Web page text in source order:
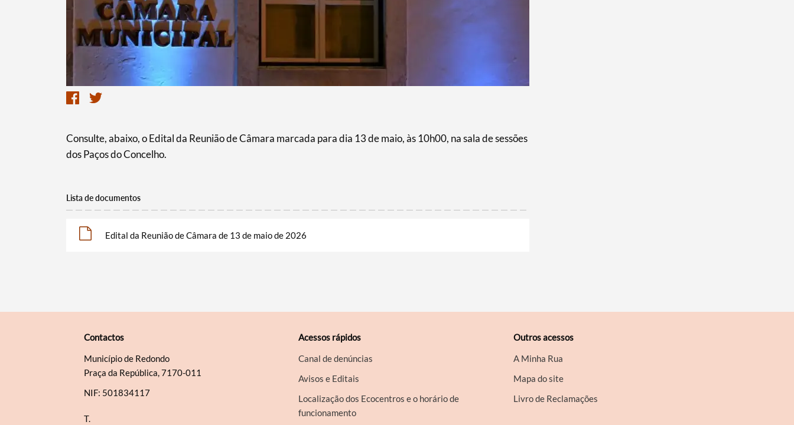
Categorias gerais
Filtros
Consulte, abaixo, o Edital da Reunião de Câmara marcada para dia 13 de maio, às 10h00, na sala de sessões
dos Paços do Concelho.
Lista de documentos
Edital da Reunião de Câmara de 13 de maio de 2026
Contactos
Município de Redondo
Praça da República, 7170-011
NIF: 501834117
T.
Acessos rápidos
Canal de denúncias
Avisos e Editais
Localização dos Ecocentros e o horário de
funcionamento
Outros acessos
A Minha Rua
Mapa do site
Livro de Reclamações